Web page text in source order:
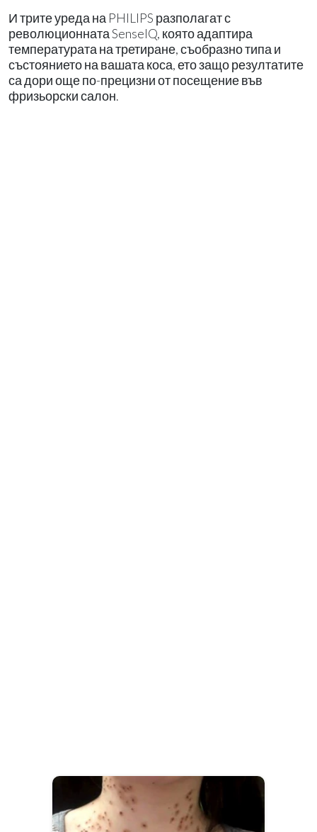
И трите уреда на PHILIPS разполагат с
революционната SenseIQ, която адаптира
температурата на третиране, съобразно типа и
състоянието на вашата коса, ето защо резултатите
са дори още по-прецизни от посещение във
фризьорски салон.